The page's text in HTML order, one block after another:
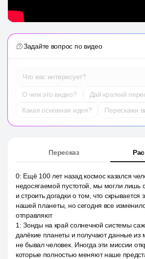
Задайте вопрос по видео
Что вас интересует?
О чем это видео?
Дай краткий
Какая основная идея?
Перескажи
Пересказ
0: Ещё 100 лет назад космос казался
недосягаемой пустотой, мы могли лишь
и строить догадки о том, что скрывается
нашей планеты, но сегодня все
отправляют
1 :Зонды на край солнечной системы
далёкие планеты и получают данные из
не бывал человек. Иногда эти миссии
которые полностью меняют наше